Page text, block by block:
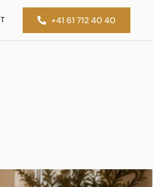
+41 61 712 40 40